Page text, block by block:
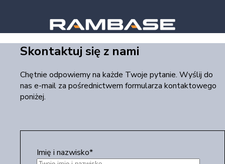
Skontaktuj się z nami
Chętnie odpowiemy na każde Twoje pytanie. Wyślij do
nas e-mail za pośrednictwem formularza kontaktowego
poniżej.
Imię i nazwisko*